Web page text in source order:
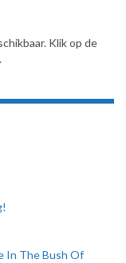
Klik op de
In The Bush Of